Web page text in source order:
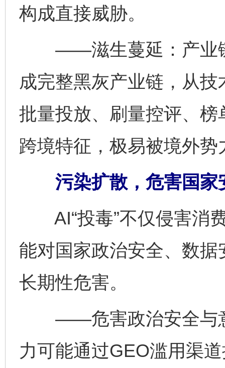
构成直接威胁。
——滋生蔓延：产业链
成完整黑灰产业链，从
批量投放、刷量控评、
跨境特征，极易被境外势
污染扩散，危害国家
AI“投毒”不仅侵害消
能对国家政治安全、数
长期性危害。
——危害政治安全与意
力可能通过GEO滥用渠